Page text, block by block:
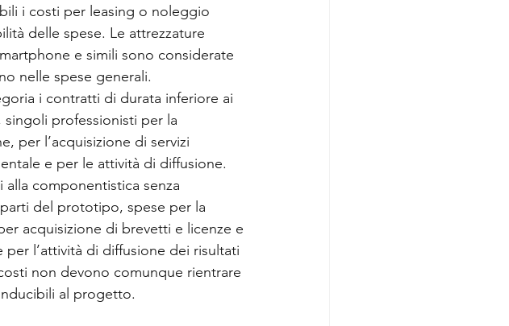
i costi per leasing o noleggio
delle spese. Le attrezzature
e simili sono considerate
nelle spese generali.
i contratti di durata inferiore ai
professionisti per la
per l’acquisizione di servizi
e per le attività di diffusione.
alla componentistica senza
del prototipo, spese per la
acquisizione di brevetti e licenze e
l’attività di diffusione dei risultati
non devono comunque rientrare
al progetto.